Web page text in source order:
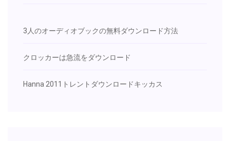
3人のオーディオブックの無料ダウンロード方法
クロッカーは急流をダウンロード
Hanna 2011トレントダウンロードキッカス